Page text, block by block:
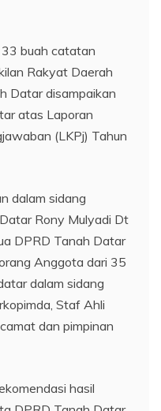
buah catatan
Rakyat Daerah
Datar disampaikan
atas Laporan
(LKPj) Tahun
dalam sidang
Rony Mulyadi Dt
DPRD Tanah Datar
Anggota dari 35
dalam sidang
Staf Ahli
dan pimpinan
hasil